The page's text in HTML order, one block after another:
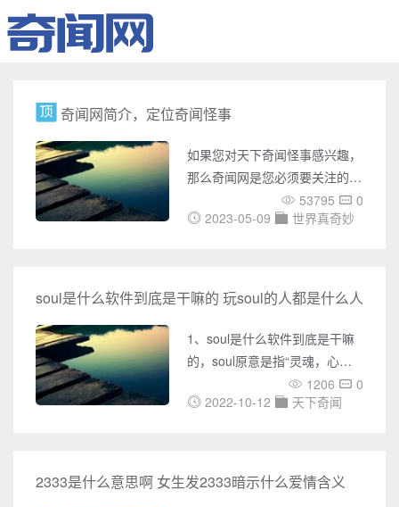
奇闻网简介，定位奇闻怪事
如果您对天下奇闻怪事感兴趣，
那么奇闻网是您必须要关注的网
站。奇闻网是一个专门介绍世界
各地奇闻怪事的网站，它涵盖了
奇闻、恐怖故事、考古发现、宇
宙奥秘、吉尼斯记录等多个方
面，它的内容极为丰富，涉及面
广，为您带来了无数神秘之旅。
在奇闻网上，您可以了解各种国
内外UFO事件的报道，包括
道，包括鬼魂附身、异象出现等
53795
0
2023-05-09
世界真奇妙
soul是什么软件到底是干嘛的 玩soul的人都是什么人
1、soul是什么软件到底是干嘛
的，soul原意是指“灵魂，心
灵，精神”的意思，后来由于市
面上出现一款社交软件，名称叫
最适合自己的灵魂伴侣，主打灵
魂交流，帮助找到灵魂相契合的
1206
0
2022-10-12
天下奇闻
2333是什么意思啊 女生发2333暗示什么爱情含义